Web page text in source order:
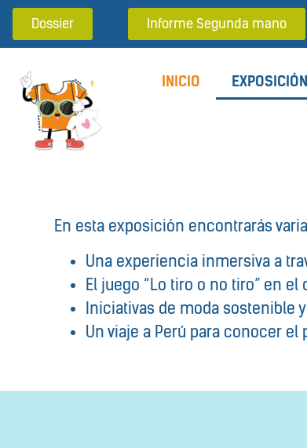
Dossier Informe Segunda mano
INICIO EXPOSICIÓN
En esta exposición encontrarás
Una experiencia inmersiva a
El juego “Lo tiro o no tiro” en
Iniciativas de moda sostenible
Un viaje a Perú para conocer